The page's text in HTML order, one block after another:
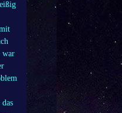
war